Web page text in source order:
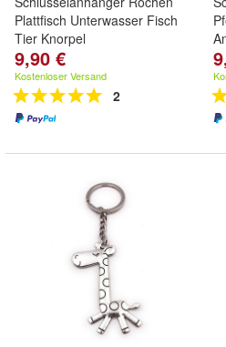
Plattfisch Unterwasser Fisch
Tier Knorpel
9,90 €
Kostenloser Versand
2